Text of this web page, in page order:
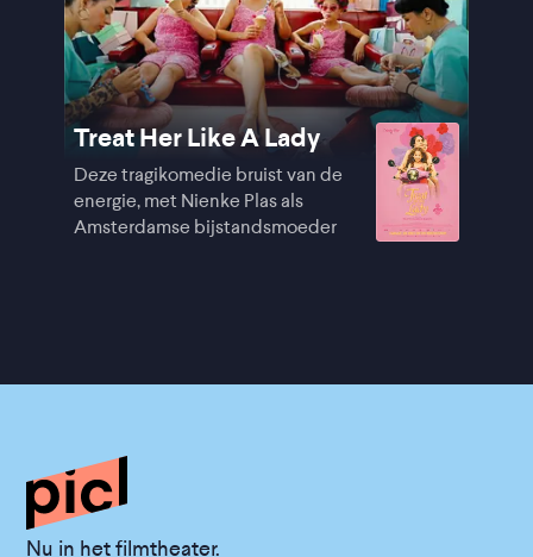
Treat Her Like A Lady
Deze tragikomedie bruist van de
energie, met Nienke Plas als
Amsterdamse bijstandsmoeder
Nu in het filmtheater.